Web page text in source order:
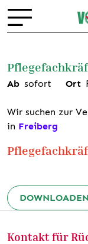
Ab sofort Ort
Wir suchen zur
in Freiberg
DOWNLOADEN
Kontakt für